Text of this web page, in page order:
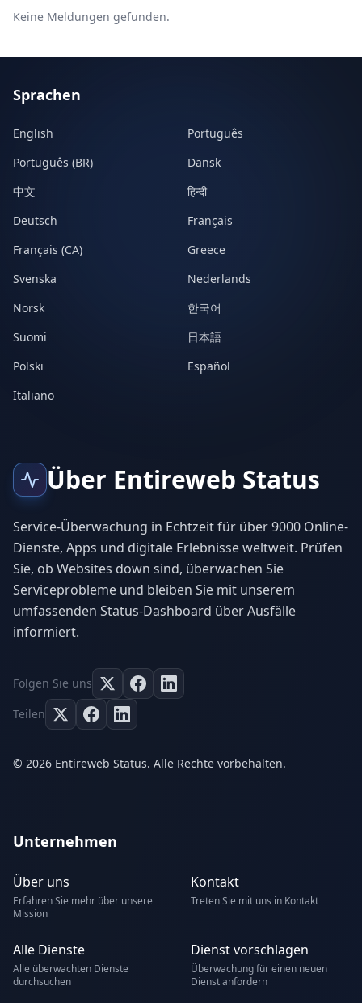
Keine Meldungen gefunden.
Sprachen
English
Português
Português (BR)
Dansk
中文
हिन्दी
Deutsch
Français
Français (CA)
Greece
Svenska
Nederlands
Norsk
한국어
Suomi
日本語
Polski
Español
Italiano
Über Entireweb Status
Service-Überwachung in Echtzeit für über 9000 Online-
Dienste, Apps und digitale Erlebnisse weltweit. Prüfen
Sie, ob Websites down sind, überwachen Sie
Serviceprobleme und bleiben Sie mit unserem
umfassenden Status-Dashboard über Ausfälle
informiert.
Folgen Sie uns
Teilen
© 2026 Entireweb Status. Alle Rechte vorbehalten.
Unternehmen
Über uns
Erfahren Sie mehr über unsere
Mission
Kontakt
Treten Sie mit uns in Kontakt
Alle Dienste
Alle überwachten Dienste
durchsuchen
Dienst vorschlagen
Überwachung für einen neuen
Dienst anfordern